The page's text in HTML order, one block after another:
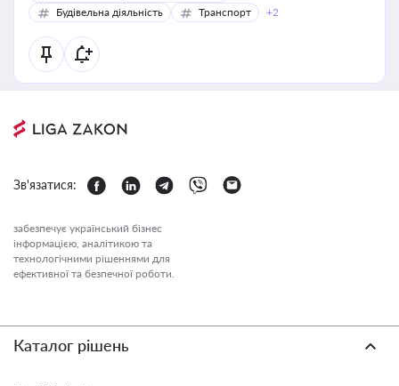
Будівельна діяльність
Транспорт +2
Зв'язатися:
забезпечує український бізнес
інформацією, аналітикою та
технологічними рішеннями для
ефективної та безпечної роботи.
Каталог рішень